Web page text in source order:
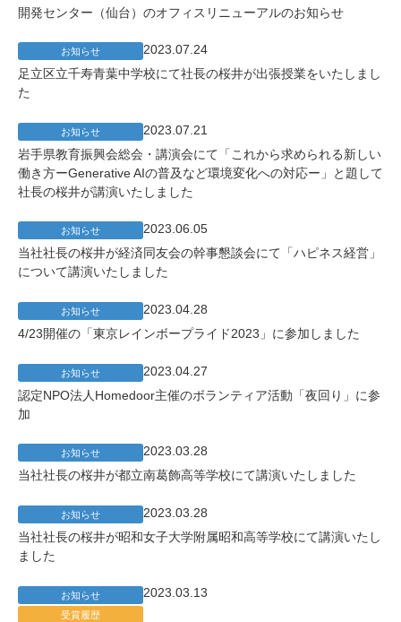
開発センター（仙台）のオフィスリニューアルのお知らせ
お知らせ
2023.07.24
足立区立千寿青葉中学校にて社長の桜井が出張授業をいたしまし
た
お知らせ
2023.07.21
岩手県教育振興会総会・講演会にて「これから求められる新しい
働き方ーGenerative AIの普及など環境変化への対応ー」と題して
社長の桜井が講演いたしました
お知らせ
2023.06.05
当社社長の桜井が経済同友会の幹事懇談会にて「ハピネス経営」
について講演いたしました
お知らせ
2023.04.28
4/23開催の「東京レインボープライド2023」に参加しました
お知らせ
2023.04.27
認定NPO法人Homedoor主催のボランティア活動「夜回り」に参
加
お知らせ
2023.03.28
当社社長の桜井が都立南葛飾高等学校にて講演いたしました
お知らせ
2023.03.28
当社社長の桜井が昭和女子大学附属昭和高等学校にて講演いたし
ました
お知らせ
受賞履歴
2023.03.13